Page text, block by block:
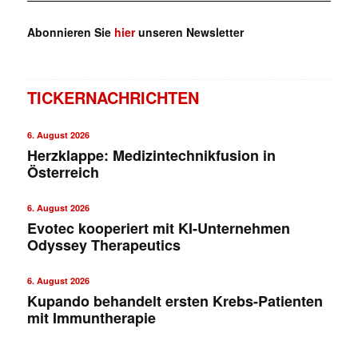
Abonnieren Sie hierunseren Newsletter
TICKERNACHRICHTEN
6. August 2026
Herzklappe: Medizintechnikfusion in
Österreich
6. August 2026
Evotec kooperiert mit KI-Unternehmen
Odyssey Therapeutics
6. August 2026
Kupando behandelt ersten Krebs-Patienten
mit Immuntherapie